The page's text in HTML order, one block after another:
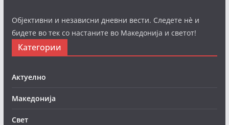
Објективни и независни дневни вести. Следете нè и
бидете во тек со настаните во Македонија и светот!
Категории
Актуелно
Македонија
Свет